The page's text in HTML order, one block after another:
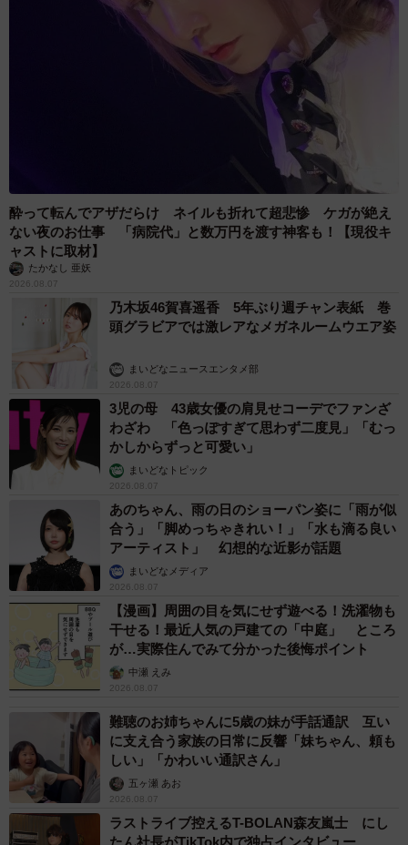
酔って転んでアザだらけ ネイルも折れて超悲惨 ケガが絶え
ない夜のお仕事 「病院代」と数万円を渡す神客も！【現役キ
ャストに取材】
たかなし 亜妖
2026.08.07
乃木坂46賀喜遥香 5年ぶり週チャン表紙 巻
頭グラビアでは激レアなメガネルームウエア姿
まいどなニュースエンタメ部
2026.08.07
3児の母 43歳女優の肩見せコーデでファンざ
わざわ 「色っぽすぎて思わず二度見」「むっ
かしからずっと可愛い」
まいどなトピック
2026.08.07
あのちゃん、雨の日のショーパン姿に「雨が似
合う」「脚めっちゃきれい！」「水も滴る良い
アーティスト」 幻想的な近影が話題
まいどなメディア
2026.08.07
【漫画】周囲の目を気にせず遊べる！洗濯物も
干せる！最近人気の戸建ての「中庭」 ところ
が…実際住んでみて分かった後悔ポイント
中瀬 えみ
2026.08.07
難聴のお姉ちゃんに5歳の妹が手話通訳 互い
に支え合う家族の日常に反響「妹ちゃん、頼も
しい」「かわいい通訳さん」
五ヶ瀬 あお
2026.08.07
ラストライブ控えるT-BOLAN森友嵐士 にし
たん社長がTikTok内で独占インタビュー